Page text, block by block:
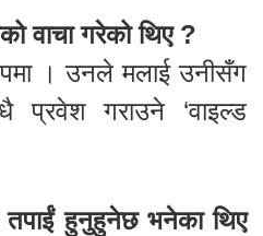
वाचा गरेको थिए ?
। उनले मलाई उनीसँग
प्रवेश गराउने ‘वाइल्ड
हुनुहुनेछ भनेका थिए